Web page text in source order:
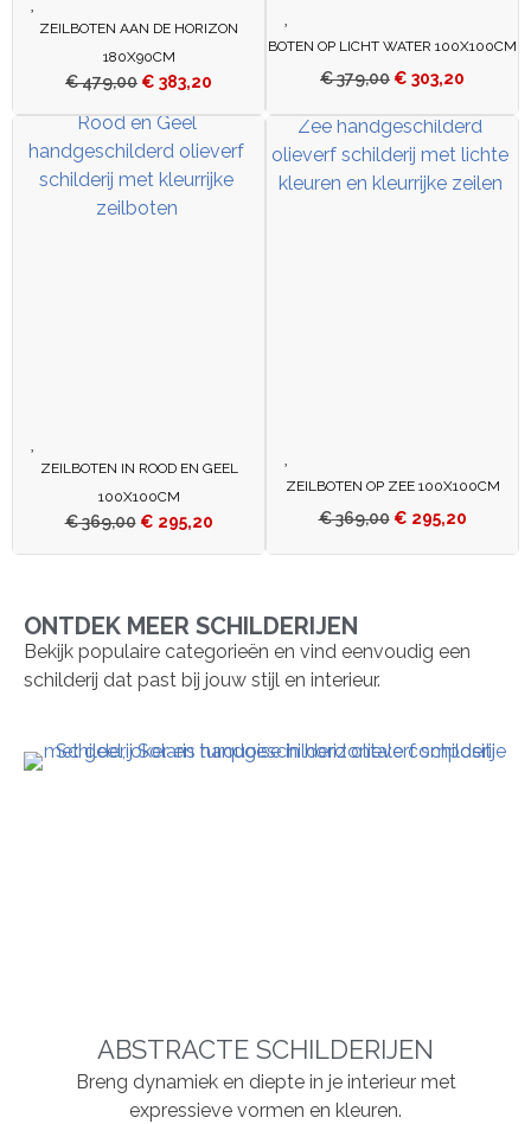
ZEILBOTEN AAN DE HORIZON
180X90CM
€479,00 € 383,20
BOTEN OP LICHT WATER 100X100CM
€379,00 € 303,20
ZEILBOTEN IN ROOD EN GEEL
100X100CM
€369,00 € 295,20
ZEILBOTEN OP ZEE 100X100CM
€369,00 € 295,20
ONTDEK MEER SCHILDERIJEN
Bekijk populaire categorieën en vind eenvoudig een
schilderij dat past bij jouw stijl en interieur.
ABSTRACTE SCHILDERIJEN
Breng dynamiek en diepte in je interieur met
expressieve vormen en kleuren.